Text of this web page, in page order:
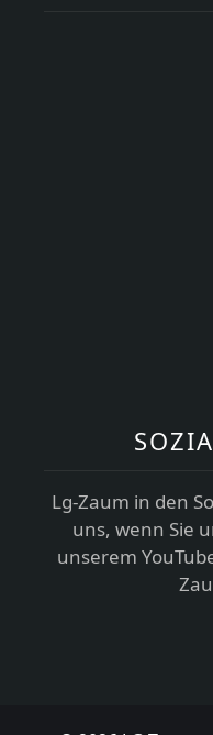
Lg-Zaum in den
uns, wenn Sie
unserem